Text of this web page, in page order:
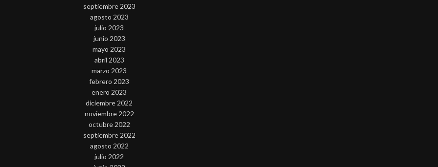
septiembre 2023
agosto 2023
julio 2023
junio 2023
mayo 2023
abril 2023
marzo 2023
febrero 2023
enero 2023
diciembre 2022
noviembre 2022
octubre 2022
septiembre 2022
agosto 2022
julio 2022